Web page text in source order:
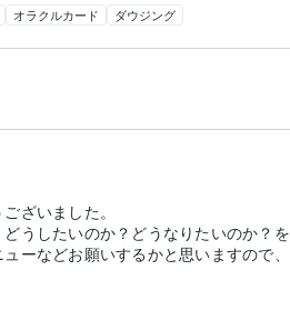
オラクルカード ダウジング
ざいました。
うしたいのか？どうなりたいのか？
ーなどお願いするかと思いますので